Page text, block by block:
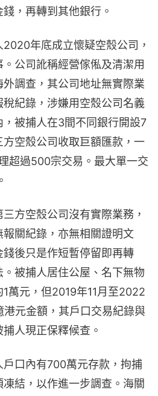
，再轉到其他銀行。
年底成立懷疑空殼公司，
公司訛稱經營傢俬及清潔用
調查，其公司地址無實際業
紀錄，涉嫌用空殼公司名義
被捕人在3間不同銀行開設7
空殼公司收取巨額匯款，一
超過500宗交易。最大單一交
方空殼公司沒有實際業務，
關紀錄，亦無相關證明文
後只是作短暫停留即再轉
被捕人居住公屋、名下無物
萬元，但2019年11月至2022
元金額，其戶口交易紀錄與
人現正保釋候查。
口內有700萬元存款，拘捕
結，以作進一步調查。海關